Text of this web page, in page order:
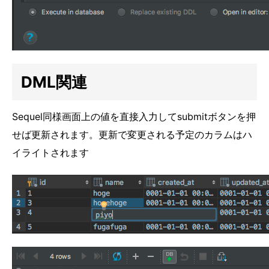
DML関連
Sequel同様画面上の値を直接入力してsubmitボタンを押
せば更新されます。更新で変更される予定のカラムはハ
イライトされます